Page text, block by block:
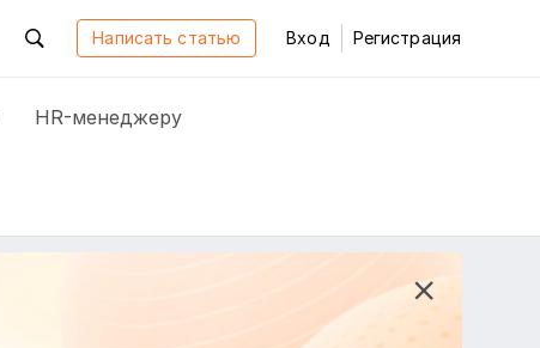
Написать статью Вход Регистрация
HR-менеджеру